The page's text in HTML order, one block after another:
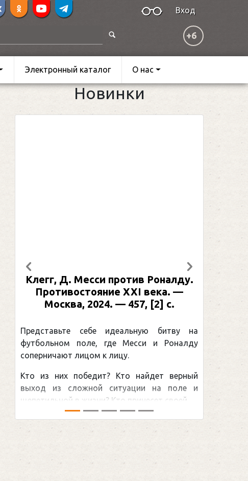
Вход
+6
Электронный каталог О нас
Новинки
Клегг, Д. Месси против Роналду.
Противостояние XXI века. —
Москва, 2024. — 457, [2] с.
Представьте себе идеальную битву на
футбольном поле, где Месси и Роналду
соперничают лицом к лицу.
Кто из них победит? Кто найдет верный
выход из сложной ситуации на поле и
щепетильной в жизни? Кто принесет своей ...
Предыдущий Следующий